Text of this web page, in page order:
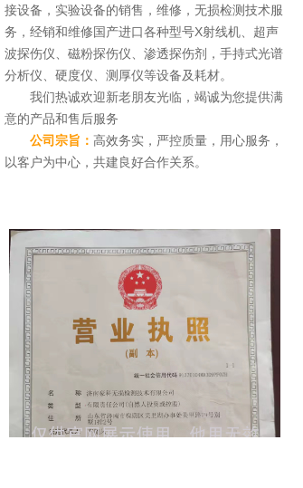
接设备，实验设备的销售，维修，无损检测技术服
务，经销和维修国产进口各种型号X射线机、超声
波探伤仪、磁粉探伤仪、渗透探伤剂，手持式光谱
分析仪、硬度仪、测厚仪等设备及耗材。
我们热诚欢迎新老朋友光临，竭诚为您提供满
意的产品和售后服务
公司宗旨： 高效务实，严控质量，用心服务，
以客户为中心，共建良好合作关系。